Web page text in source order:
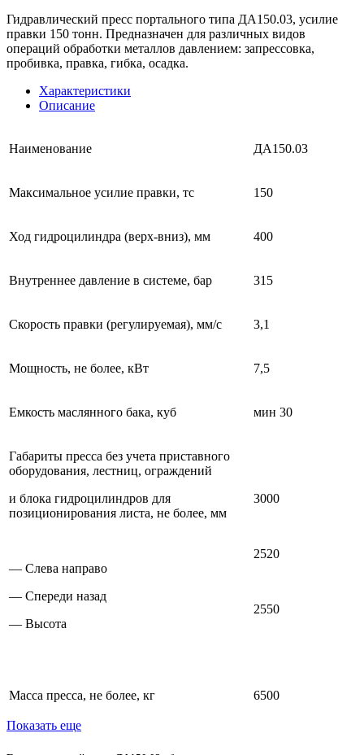
Гидравлический пресс портального типа ДА150.03, усилие
правки 150 тонн. Предназначен для различных видов
операций обработки металлов давлением: запрессовка,
пробивка, правка, гибка, осадка.
Характеристики
Описание
Наименование ДА150.03
Максимальное усилие правки, тс 150
Ход гидроцилиндра (верх-вниз), мм 400
Внутреннее давление в системе, бар 315
Скорость правки (регулируемая), мм/с 3,1
Мощность, не более, кВт 7,5
Емкость маслянного бака, куб мин 30
Габариты пресса без учета приставного
оборудования, лестниц, ограждений
и блока гидроцилиндров для
позиционирования листа, не более, мм
— Слева направо
— Спереди назад
— Высота
3000
2520
2550
Масса пресса, не более, кг 6500
Показать еще